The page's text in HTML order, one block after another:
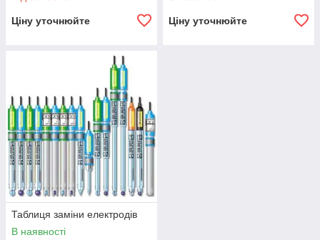
Ціну уточнюйте Ціну уточнюйте
Таблиця заміни електродів
В наявності